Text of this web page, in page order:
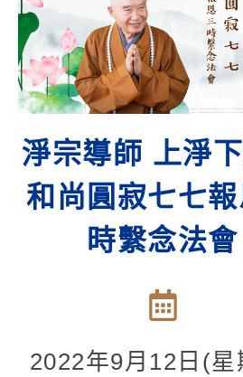
淨宗導師 上淨
和尚圓寂七七
時繫念法會
2022年9月12日(星